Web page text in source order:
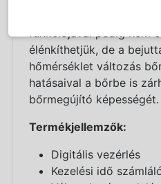
élénkíthetjük, de a
hőmérséklet változás
hatásaival a bőrbe is
bőrmegújító képességét.
Termékjellemzők:
Digitális vezérlés
Kezelési idő